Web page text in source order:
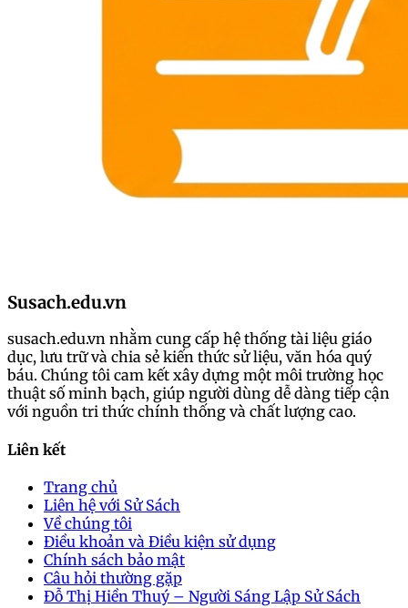
Susach.edu.vn
susach.edu.vn nhằm cung cấp hệ thống tài liệu giáo
dục, lưu trữ và chia sẻ kiến thức sử liệu, văn hóa quý
báu. Chúng tôi cam kết xây dựng một môi trường học
thuật số minh bạch, giúp người dùng dễ dàng tiếp cận
với nguồn tri thức chính thống và chất lượng cao.
Liên kết
Trang chủ
Liên hệ với Sử Sách
Về chúng tôi
Điều khoản và Điều kiện sử dụng
Chính sách bảo mật
Câu hỏi thường gặp
Đỗ Thị Hiền Thuý – Người Sáng Lập Sử Sách